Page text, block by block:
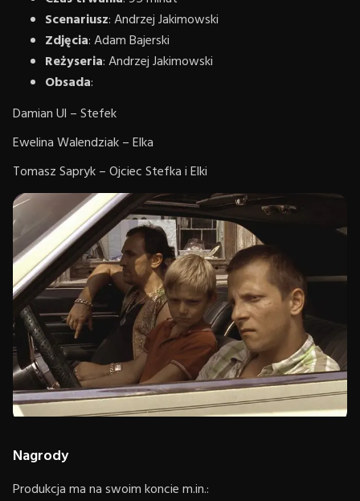
Scenariusz: Andrzej Jakimowski
Zdjęcia: Adam Bajerski
Reżyseria: Andrzej Jakimowski
Obsada:
Damian Ul – Stefek
Ewelina Walendziak – Elka
Tomasz Sapryk – Ojciec Stefka i Elki
Nagrody
Produkcja ma na swoim koncie m.in.: